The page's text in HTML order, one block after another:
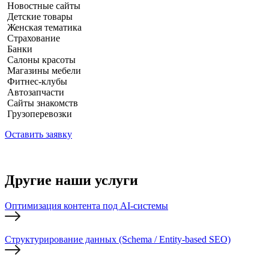
Новостные сайты
Детские товары
Женская тематика
Страхование
Банки
Салоны красоты
Магазины мебели
Фитнес-клубы
Автозапчасти
Сайты знакомств
Грузоперевозки
Оставить заявку
Другие наши услуги
Оптимизация контента под AI-системы
Структурирование данных (Schema / Entity-based SEO)